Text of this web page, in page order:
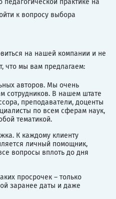
к вопросу выбора
на нашей компании и не
что мы вам предлагаем:
авторов. Мы очень
сотрудников. В нашем штате
преподаватели, доценты
по всем сферам наук,
тематикой.
К каждому клиенту
личный помощник,
вопросы вплоть до дня
просрочек – только
заранее даты и даже